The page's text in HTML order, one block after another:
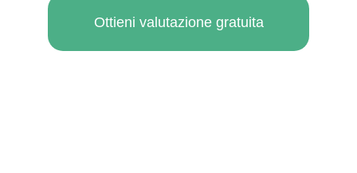
Ottieni valutazione gratuita